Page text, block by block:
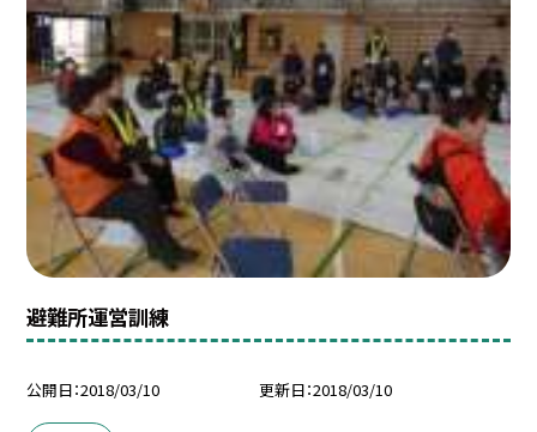
避難所運営訓練
公開日 2018/03/10 更新日 2018/03/10